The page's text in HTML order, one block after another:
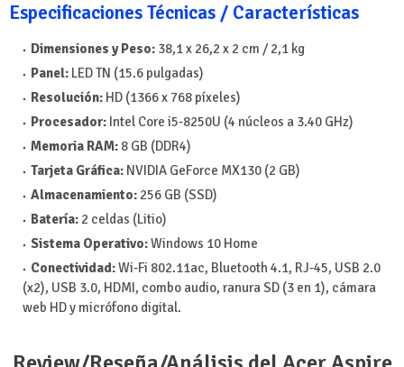
Especificaciones Técnicas / Características
Dimensiones y Peso: 38,1 x 26,2 x 2 cm / 2,1 kg
Panel: LED TN (15.6 pulgadas)
Resolución: HD (1366 x 768 píxeles)
Procesador: Intel Core i5-8250U (4 núcleos a 3.40 GHz)
Memoria RAM: 8 GB (DDR4)
Tarjeta Gráfica: NVIDIA GeForce MX130 (2 GB)
Almacenamiento: 256 GB (SSD)
Batería: 2 celdas (Litio)
Sistema Operativo:Windows 10 Home
Conectividad:Wi-Fi 802.11ac, Bluetooth 4.1, RJ-45, USB 2.0
(x2), USB 3.0, HDMI, combo audio, ranura SD (3 en 1), cámara
web HD y micrófono digital.